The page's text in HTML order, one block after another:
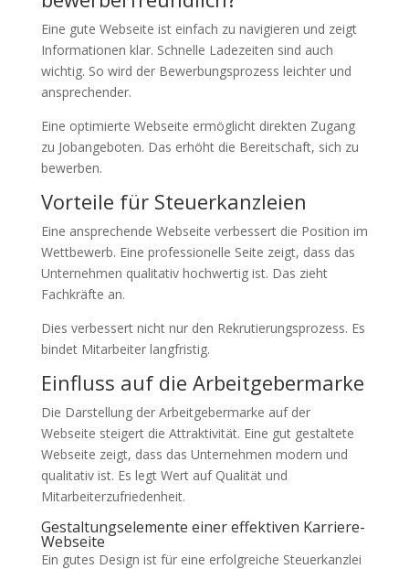
Eine gute Webseite ist einfach zu navigieren und zeigt
Informationen klar. Schnelle Ladezeiten sind auch
wichtig. So wird der Bewerbungsprozess leichter und
ansprechender.
Eine optimierte Webseite ermöglicht direkten Zugang
zu Jobangeboten. Das erhöht die Bereitschaft, sich zu
bewerben.
Vorteile für Steuerkanzleien
Eine ansprechende Webseite verbessert die Position im
Wettbewerb. Eine professionelle Seite zeigt, dass das
Unternehmen qualitativ hochwertig ist. Das zieht
Fachkräfte an.
Dies verbessert nicht nur den Rekrutierungsprozess. Es
bindet Mitarbeiter langfristig.
Einfluss auf die Arbeitgebermarke
Die Darstellung der Arbeitgebermarke auf der
Webseite steigert die Attraktivität. Eine gut gestaltete
Webseite zeigt, dass das Unternehmen modern und
qualitativ ist. Es legt Wert auf Qualität und
Mitarbeiterzufriedenheit.
Gestaltungselemente einer effektiven Karriere-
Webseite
Ein gutes Design ist für eine erfolgreiche Steuerkanzlei